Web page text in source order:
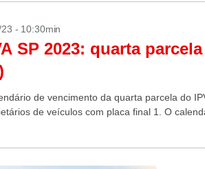
- 10:30min
SP 2023: quarta
de vencimento da quarta parcela do
de veículos com placa final 1. O